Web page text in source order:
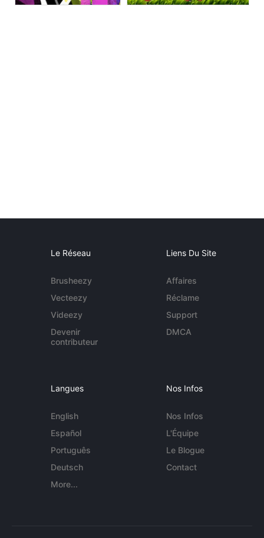
Le Réseau
Brusheezy
Vecteezy
Videezy
Devenir
contributeur
Liens Du Site
Affaires
Réclame
Support
DMCA
Langues
English
Español
Português
Deutsch
More...
Nos Infos
Nos Infos
L'Équipe
Le Blogue
Contact